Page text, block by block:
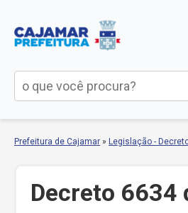
Prefeitura de Cajamar » Legislação -
Decreto 6634